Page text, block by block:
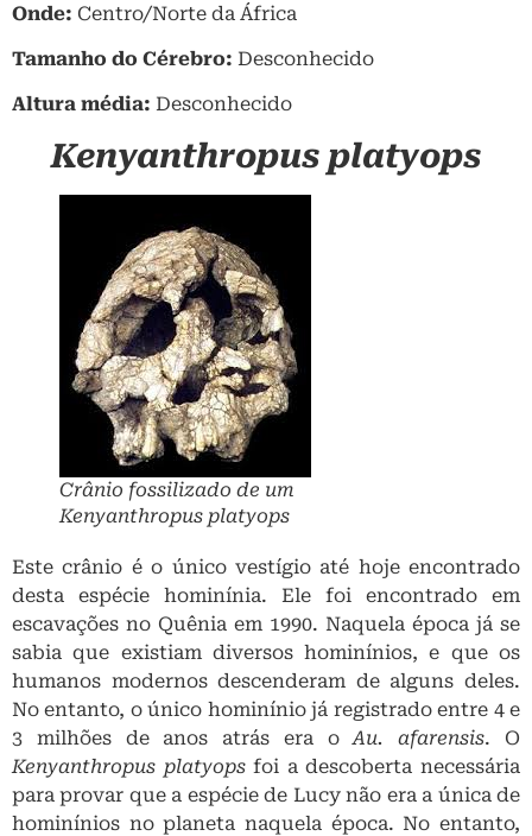
Onde: Centro/Norte da África
Tamanho do Cérebro: Desconhecido
Altura média: Desconhecido
Kenyanthropus platyops
Crânio fossilizado de um
Kenyanthropus platyops
Este crânio é o único vestígio até hoje encontrado
desta espécie hominínia. Ele foi encontrado em
escavações no Quênia em 1990. Naquela época já se
sabia que existiam diversos hominínios, e que os
humanos modernos descenderam de alguns deles.
No entanto, o único hominínio já registrado entre 4 e
3 milhões de anos atrás era oAu. afarensis. O
Kenyanthropus platyopsfoi a descoberta necessária
para provar que a espécie de Lucy não era a única de
hominínios no planeta naquela época. No entanto,